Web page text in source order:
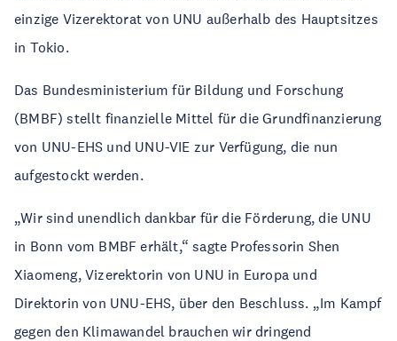
einzige Vizerektorat von UNU außerhalb des Hauptsitzes
in Tokio.
Das Bundesministerium für Bildung und Forschung
(BMBF) stellt finanzielle Mittel für die Grundfinanzierung
von UNU-EHS und UNU-VIE zur Verfügung, die nun
aufgestockt werden.
„Wir sind unendlich dankbar für die Förderung, die UNU
in Bonn vom BMBF erhält,“ sagte Professorin Shen
Xiaomeng, Vizerektorin von UNU in Europa und
Direktorin von UNU-EHS, über den Beschluss. „Im Kampf
gegen den Klimawandel brauchen wir dringend